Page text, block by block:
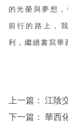
的光榮與夢想
前行的路上，
利，繼續書寫華
上一篇： 江陰交通
下一篇： 華西